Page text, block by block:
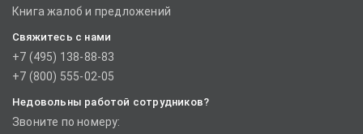
Книга жалоб и предложений
Свяжитесь с нами
+7 (495) 138-88-83
+7 (800) 555-02-05
Недовольны работой сотрудников?
Звоните по номеру: